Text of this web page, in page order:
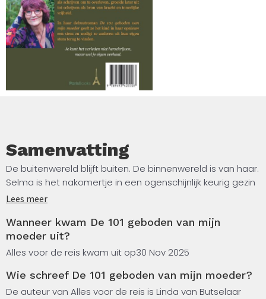
Samenvatting
De buitenwereld blijft buiten. De binnenwereld is van haar.
Selma is het nakomertje in een ogenschijnlijk keurig gezin
waar alles draait om controle en schone schijn.
Voor de buitenwereld zijn ze een nette familie: een
opgeruimd huis, keurige kleren, samen naar de kerk,
ouders die weten hoe het hoort. Maar achter de voordeur
eindeloze regels, die met harde hand en vernederende
woorden Selma’s eigen identiteit doet verdwijnen. Het is
Lees meer
Wanneer kwam De 101 geboden van mijn
moeder uit?
Alles voor de reis kwam uit op30 Nov 2025
Wie schreef De 101 geboden van mijn moeder?
De auteur van Alles voor de reis is Linda van Butselaar